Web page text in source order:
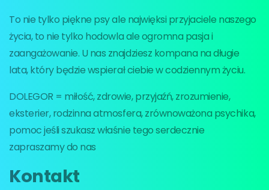
To nie tylko piękne psy ale najwięksi przyjaciele naszego
życia, to nie tylko hodowla ale ogromna pasja i
zaangażowanie. U nas znajdziesz kompana na długie
lata, który będzie wspierał ciebie w codziennym życiu.
DOLEGOR = miłość, zdrowie, przyjaźń, zrozumienie,
eksterier, rodzinna atmosfera, zrównoważona psychika,
pomoc jeśli szukasz właśnie tego serdecznie
zapraszamy do nas
Kontakt